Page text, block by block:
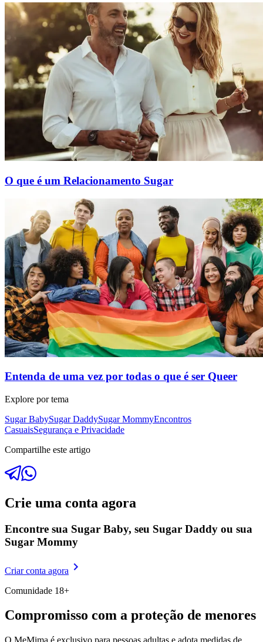
O que é um Relacionamento Sugar
Entenda de uma vez por todas o que é ser Queer
Explore por tema
Sugar BabySugar DaddySugar MommyEncontros
CasuaisSegurança e Privacidade
Compartilhe este artigo
Crie uma conta agora
Encontre sua Sugar Baby, seu Sugar Daddy ou sua
Sugar Mommy
Criar conta agora
Comunidade 18+
Compromisso com a proteção de menores